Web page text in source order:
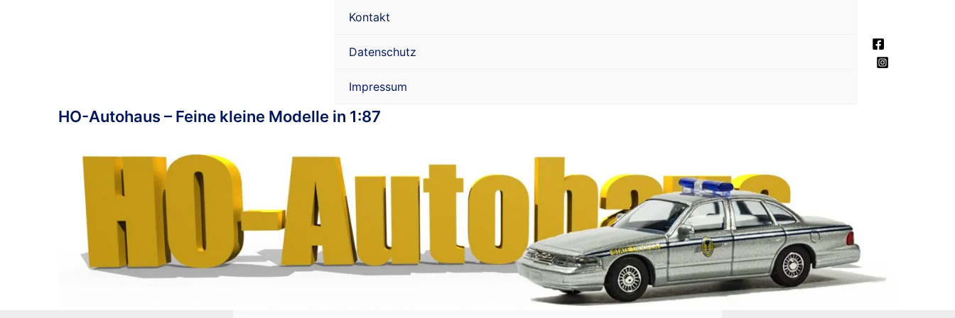
Kontakt
Datenschutz
Impressum
HO-Autohaus – Feine kleine Modelle in 1:87